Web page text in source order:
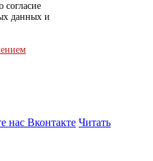
данных и
нас Вконтакте Читать